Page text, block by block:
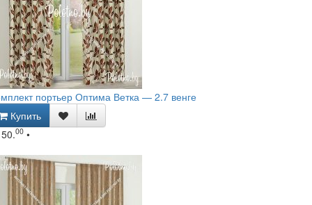
портьер Оптима Ветка — 2.7 венге
Купить
00 •